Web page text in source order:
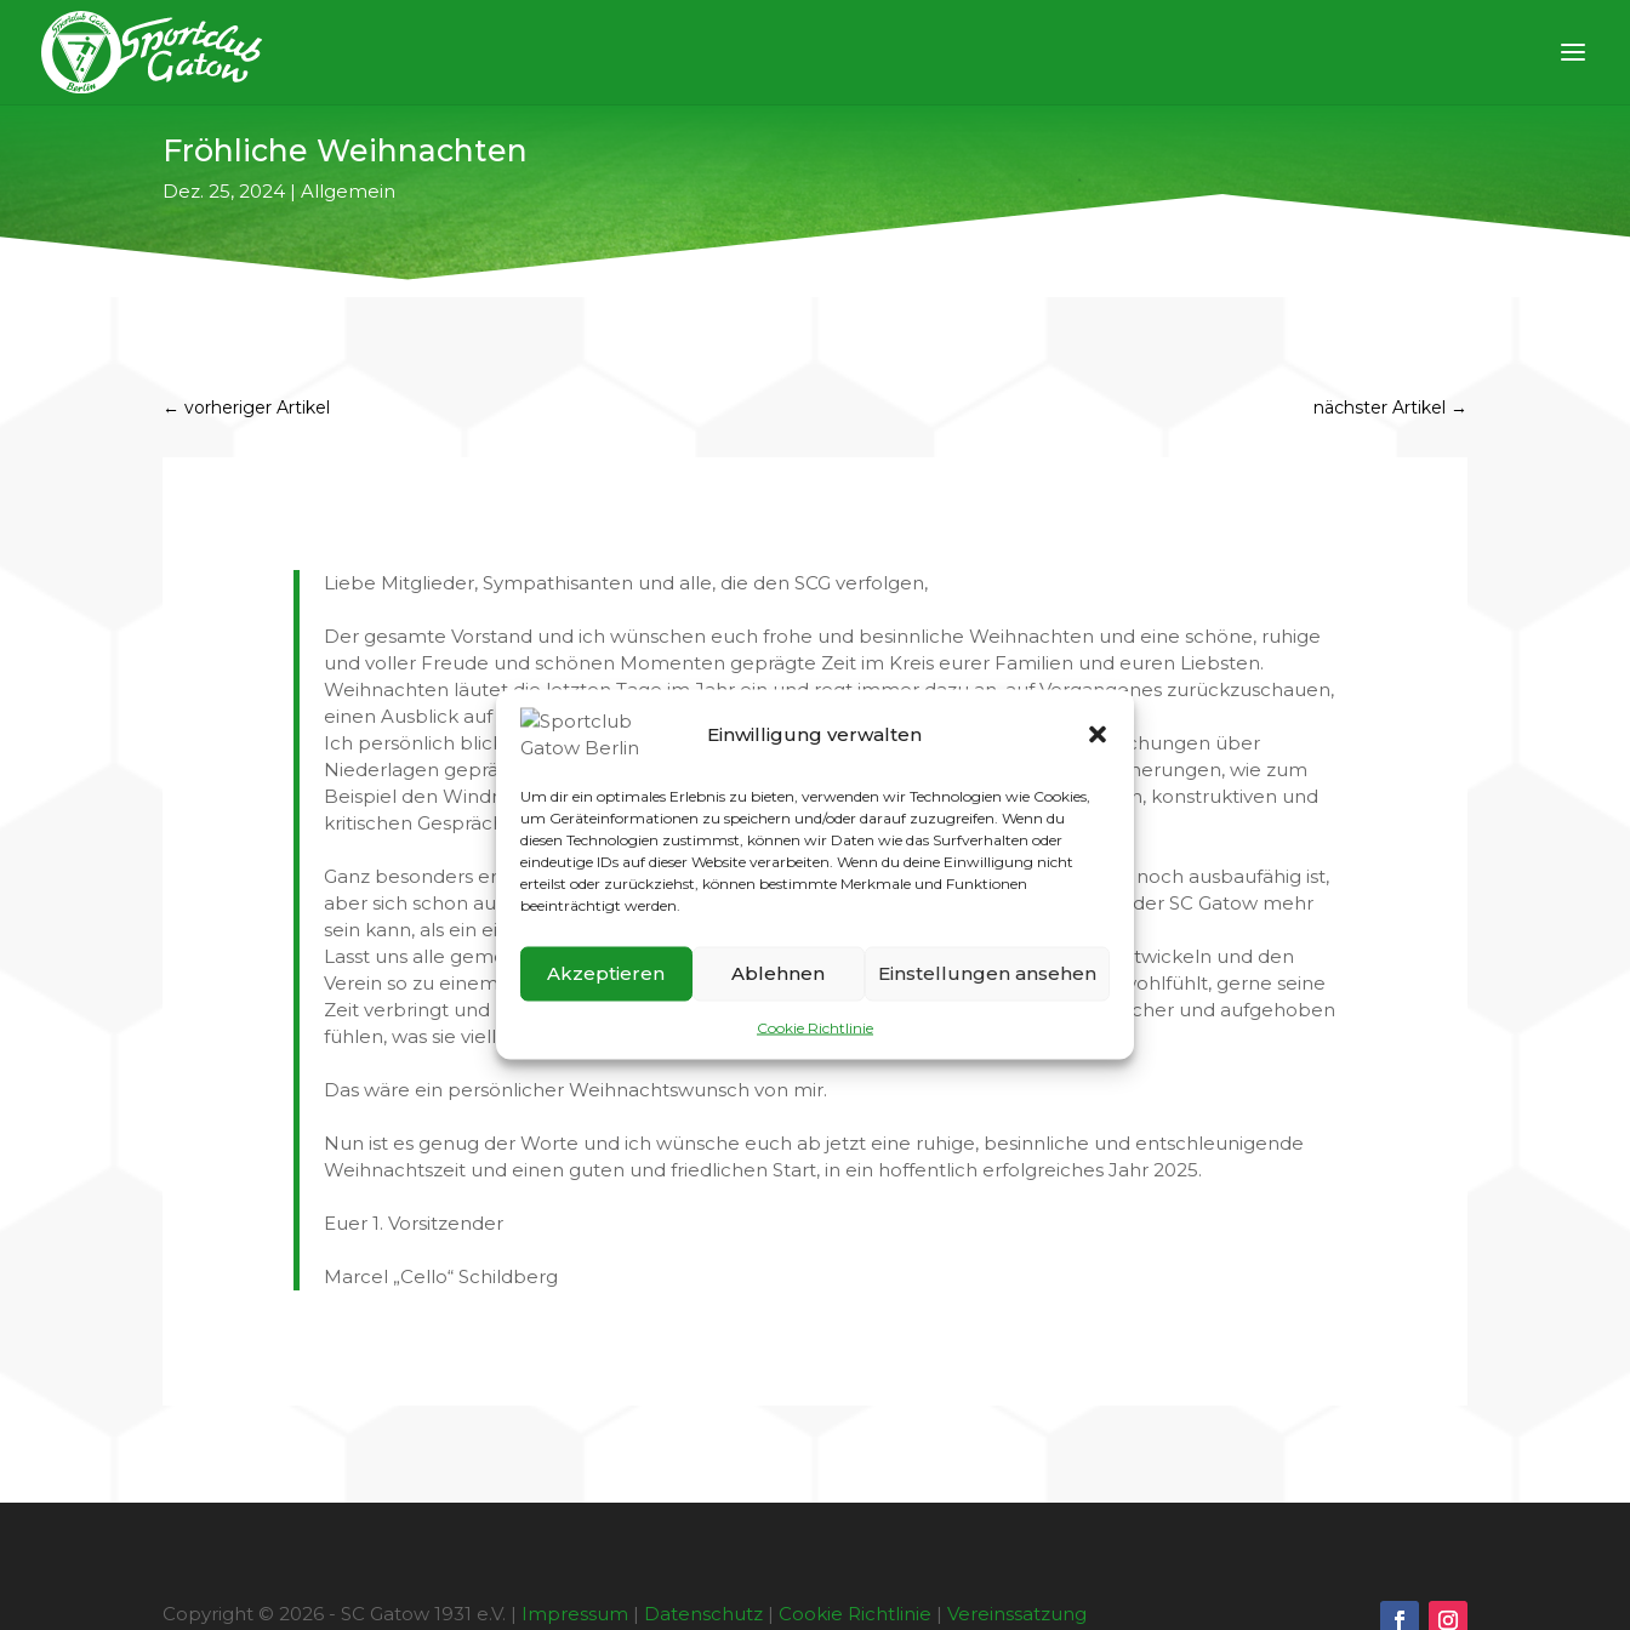
Einwilligung verwalten
Um dir ein optimales Erlebnis zu bieten, verwenden wir Technologien wie Cookies,
um Geräteinformationen zu speichern und/oder darauf zuzugreifen. Wenn du
diesen Technologien zustimmst, können wir Daten wie das Surfverhalten oder
eindeutige IDs auf dieser Website verarbeiten. Wenn du deine Einwilligung nicht
erteilst oder zurückziehst, können bestimmte Merkmale und Funktionen
beeinträchtigt werden.
Akzeptieren Ablehnen Einstellungen ansehen
Cookie Richtlinie
Fröhliche Weihnachten
Dez. 25, 2024 |Allgemein
←vorheriger Artikel nächster Artikel →
Liebe Mitglieder, Sympathisanten und alle, die den SCG verfolgen,
Der gesamte Vorstand und ich wünschen euch frohe und besinnliche Weihnachten und eine schöne, ruhige
und voller Freude und schönen Momenten geprägte Zeit im Kreis eurer Familien und euren Liebsten.
Weihnachten läutet die letzten Tage im Jahr ein und regt immer dazu an, auf Vergangenes zurückzuschauen,
einen Ausblick auf das Anstehende zu werfen und besinnlich darüber nachzudenken.
Ich persönlich blicke auf eine aufregende, spannende, fordernde, teilweise von Enttäuschungen über
Niederlagen geprägte zehn-monatige Amtszeit zurück, aber auch auf viele schöne Erinnerungen, wie zum
Beispiel den Windmühlencup mit vielen strahlenden Kindergesichtern oder vielen guten, konstruktiven und
kritischen Gesprächen mit unseren Mitgliedern.
Ganz besonders erfreut mich das wieder neu entfachte Vereinsleben, welches natürlich noch ausbaufähig ist,
aber sich schon auf einem sehr guten Weg befindet und zeigt, dass der Verein lebt und der SC Gatow mehr
sein kann, als ein einfacher Fußballverein.
Lasst uns alle gemeinsam weiter daran arbeiten, den Verein und das Umfeld weiterzuentwickeln und den
Verein so zu einem Ort verwandeln, an dem man sich auch abseits des Fußballplatzes wohlfühlt, gerne seine
Zeit verbringt und unseren Mitmenschen einen Ort schafft, an dem sie sich geborgen, sicher und aufgehoben
fühlen, was sie vielleicht woanders nicht haben.
Das wäre ein persönlicher Weihnachtswunsch von mir.
Nun ist es genug der Worte und ich wünsche euch ab jetzt eine ruhige, besinnliche und entschleunigende
Weihnachtszeit und einen guten und friedlichen Start, in ein hoffentlich erfolgreiches Jahr 2025.
Euer 1. Vorsitzender
Marcel „Cello“ Schildberg
Copyright © 2026 - SC Gatow 1931 e.V. | Impressum | Datenschutz | Cookie Richtlinie |Vereinssatzung